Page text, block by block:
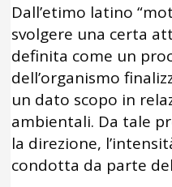
Dall’etimo latino
svolgere una certa
definita come un
dell’organismo
un dato scopo in
ambientali. Da tale
la direzione,
condotta da parte